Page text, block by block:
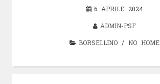
6 APRILE 2024
ADMIN-PSF
BORSELLINO / NO HOME